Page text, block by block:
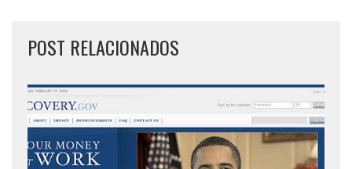
POST RELACIONADOS